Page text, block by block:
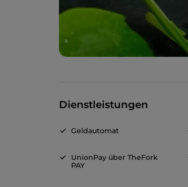
Dienstleistungen
Geldautomat
UnionPay über TheFork
PAY